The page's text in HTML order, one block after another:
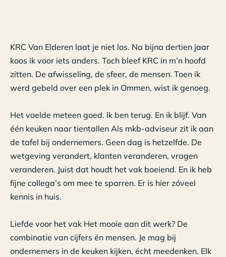
KRC Van Elderen laat je niet los. Na bijna dertien jaar
koos ik voor iets anders. Toch bleef KRC in m’n hoofd
zitten. De afwisseling, de sfeer, de mensen. Toen ik
werd gebeld over een plek in Ommen, wist ik genoeg.
Het voelde meteen goed. Ik ben terug. En ik blijf. Van
één keuken naar tientallen Als mkb-adviseur zit ik aan
de tafel bij ondernemers. Geen dag is hetzelfde. De
wetgeving verandert, klanten veranderen, vragen
veranderen. Juist dat houdt het vak boeiend. En ik heb
fijne collega’s om mee te sparren. Er is hier zóveel
kennis in huis.
Liefde voor het vak Het mooie aan dit werk? De
combinatie van cijfers én mensen. Je mag bij
ondernemers in de keuken kijken, écht meedenken. Elk